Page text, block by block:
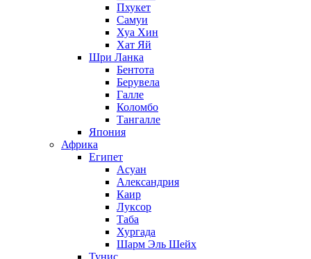
Пхукет
Самуи
Хуа Хин
Хат Яй
Шри Ланка
Бентота
Берувела
Галле
Коломбо
Тангалле
Япония
Африка
Египет
Асуан
Александрия
Каир
Луксор
Таба
Хургада
Шарм Эль Шейх
Тунис